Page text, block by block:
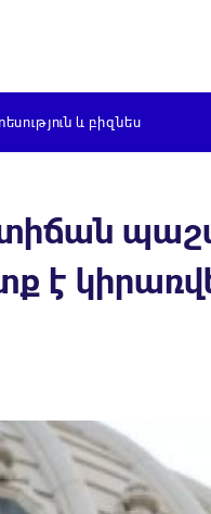
և բիզնես
է